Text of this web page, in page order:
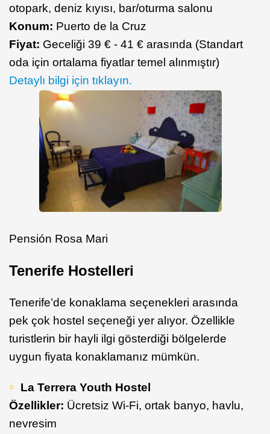
otopark, deniz kıyısı, bar/oturma salonu
Konum: Puerto de la Cruz
Fiyat: Geceliği 39 € - 41 € arasında (Standart
oda için ortalama fiyatlar temel alınmıştır)
Detaylı bilgi için tıklayın.
Pensión Rosa Mari
Tenerife Hostelleri
Tenerife’de konaklama seçenekleri arasında
pek çok hostel seçeneği yer alıyor. Özellikle
turistlerin bir hayli ilgi gösterdiği bölgelerde
uygun fiyata konaklamanız mümkün.
La Terrera Youth Hostel
Özellikler: Ücretsiz Wi-Fi, ortak banyo, havlu,
nevresim